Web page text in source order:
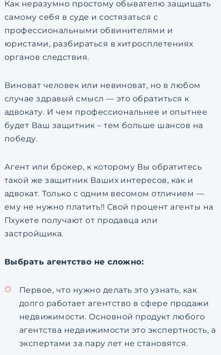
Как неразумно простому обывателю защищать
самому себя в суде и состязаться с
профессиональными обвинителями и
юристами, разбираться в хитросплетениях
органов следствия.
Виноват человек или невиноват, но в любом
случае здравый смысл — это обратиться к
адвокату. И чем профессиональнее и опытнее
будет Ваш защитник – тем больше шансов на
победу.
Агент или брокер, к которому Вы обратитесь
такой же защитник Ваших интересов, как и
адвокат. Только с одним весомом отличием —
ему не нужно платить!! Свой процент агенты на
Пхукете получают от продавца или
застройщика.
Выбрать агентство не сложно:
Первое, что нужно делать это узнать, как
долго работает агентство в сфере продажи
недвижимости. Основной продукт любого
агентства недвижимости это экспертность, а
экспертами за пару лет не становятся.